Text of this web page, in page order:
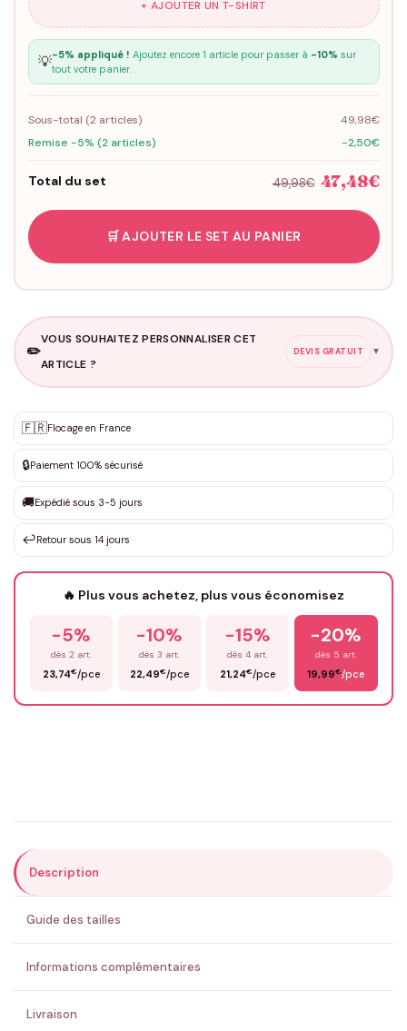
+ AJOUTER UN T-SHIRT
💡-5% appliqué ! Ajoutez encore 1 article pour passer à -10% sur
tout votre panier.
Sous-total (2articles)
49,98€
Remise -5% (2 articles)
-2,50€
Total du set 49,98€ 47,48€
🛒 AJOUTER LE SET AU PANIER
✏️
VOUS SOUHAITEZ PERSONNALISER CET
ARTICLE ?
DEVIS GRATUIT ▼
✨ Personnalisation sur mesure
DEVIS GRATUIT · Personnalisation de 3 à 10€ selon la demande
Que souhaitez-vous ?*
Votre texte / idée*
Prénom*
ENVOYER MA DEMANDE ✨
💚 Retour sous 24-48h🇫🇷 Flocage en France✅ Validation avant fabrication
🇫🇷Flocage en France
🔒Paiement 100% sécurisé
🚚Expédié sous 3-5 jours
↩️Retour sous 14 jours
🔥 Plus vous achetez, plus vous économisez
-5%
dès 2 art.
23,74€/pce
-10%
dès 3 art.
22,49€/pce
-15%
dès 4 art.
21,24€/pce
-20%
dès 5 art.
19,99€/pce
Description
Guide des tailles
Informations complémentaires
Livraison